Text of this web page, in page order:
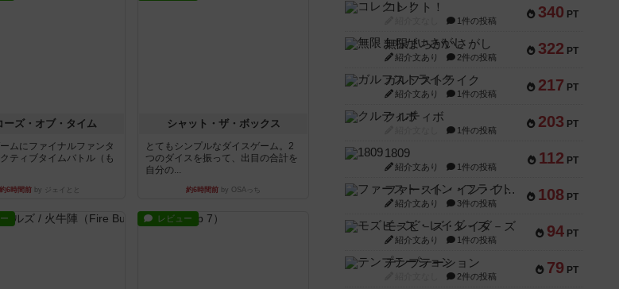
ーズ・オブ・タイム
ムにファイナルファンタ
ティブタイムバトル（も
約6時間前 by ジェイとと
シャット・ザ・ボックス
とてもシンプルなダイスゲーム。2
つのダイスを振って、出目の合計を
自分の...
約6時間前 by OSAっち
レビュー
340 PT
コレクト！
1件の投稿
322 PT
無限まちがいさがし
紹介文あり 2件の投稿
217 PT
ガルフストライク
紹介文あり 1件の投稿
203 PT
クルティボ
1件の投稿
112 PT
1809
紹介文あり 1件の投稿
108 PT
ファースト・イン・フライト
紹介文あり 3件の投稿
94 PT
モズビ－ズ・レイダ－ズ
紹介文あり 1件の投稿
79 PT
テンプテーション
2件の投稿